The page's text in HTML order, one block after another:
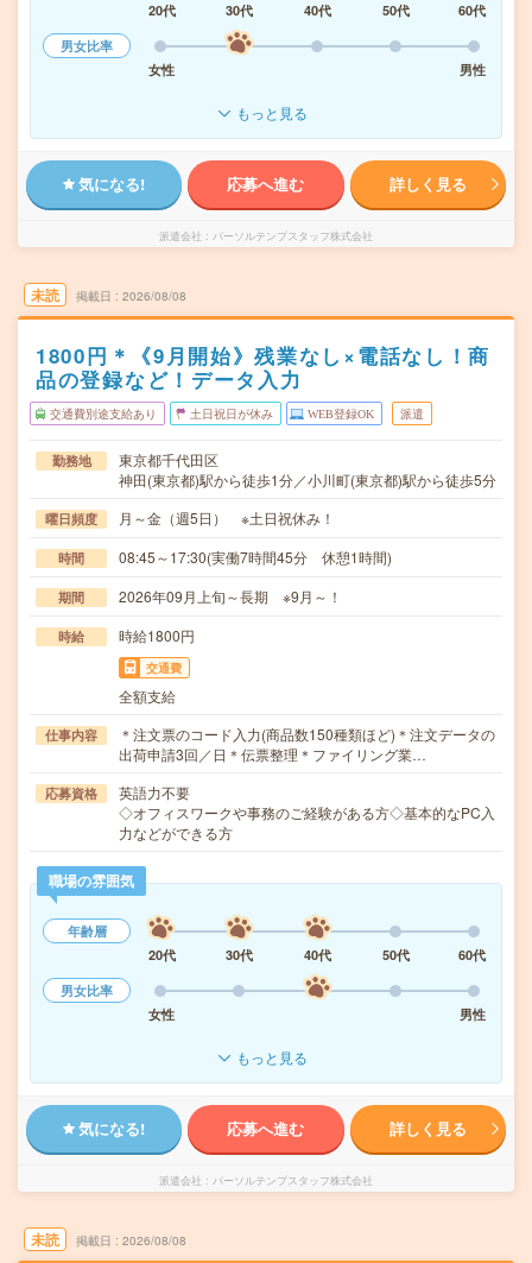
20代
30代 40代 50代
60代
男女比率
女性
男性
もっと見る
気になる! 応募へ進む 詳しく見る
派遣会社 パーソルテンプスタッフ株式会社
未読 掲載日 2026/08/08
1800円＊《9月開始》残業なし×電話なし！商
品の登録など！データ入力
交通費別途支給あり 土日祝日が休み WEB登録OK 派遣
勤務地
東京都千代田区
神田(東京都)駅から徒歩1分／小川町(東京都)駅から徒歩5分
曜日頻度 月～金（週5日） ※土日祝休み！
時間 08:45～17:30(実働7時間45分 休憩1時間)
期間 2026年09月上旬～長期 ※9月～！
時給 時給1800円
交通費
全額支給
仕事内容
＊注文票のコード入力(商品数150種類ほど)＊注文データの
出荷申請3回／日＊伝票整理＊ファイリング業…
応募資格
英語力不要
◇オフィスワークや事務のご経験がある方◇基本的なPC入
力などができる方
職場の雰囲気
年齢層
20代
30代 40代 50代
60代
男女比率
女性
男性
もっと見る
気になる! 応募へ進む 詳しく見る
派遣会社 パーソルテンプスタッフ株式会社
未読 掲載日 2026/08/08